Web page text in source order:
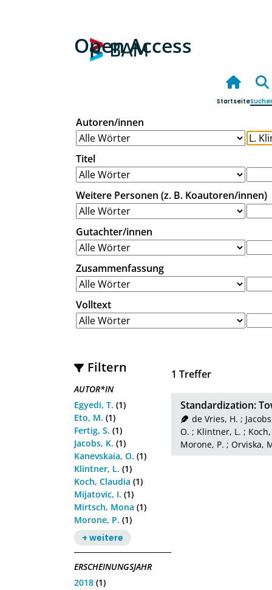
Open Access
Startseite
Autoren/innen
Titel
Weitere Personen (z. B. Koautoren/innen)
Gutachter/innen
Zusammenfassung
Volltext
Filtern
AUTOR*IN
Egyedi, T. (1)
Eto, M. (1)
Fertig, S. (1)
Jacobs, K. (1)
Kanevskaia, O. (1)
Klintner, L. (1)
Koch, Claudia (1)
Mijatovic, I. (1)
Mirtsch, Mona (1)
Morone, P. (1)
+ weitere
ERSCHEINUNGSJAHR
2018 (1)
1 Treffer
Standardization:
de Vries, H. ;
O. ; Klintner, L. ;
Morone, P. ; Orviska,